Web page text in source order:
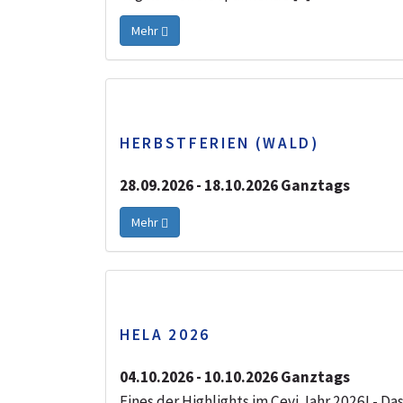
Mehr
HERBSTFERIEN (WALD)
28.09.2026 - 18.10.2026 Ganztags
Mehr
HELA 2026
04.10.2026 - 10.10.2026 Ganztags